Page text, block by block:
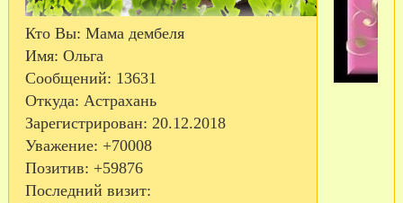
Кто Вы: Мама дембеля
Имя: Ольга
Сообщений: 13631
Откуда: Астрахань
Зарегистрирован: 20.12.2018
Уважение: +70008
Позитив: +59876
Последний визит: